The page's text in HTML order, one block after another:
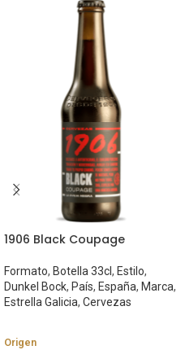
1906 Black Coupage
Formato, Botella 33cl, Estilo,
Dunkel Bock, País, España, Marca,
Estrella Galicia, Cervezas
Origen